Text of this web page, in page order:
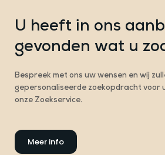
U heeft in ons
gevonden wat u
Bespreek met ons uw wensen en wij
gepersonaliseerde zoekopdracht voor
onze Zoekservice.
Meer info